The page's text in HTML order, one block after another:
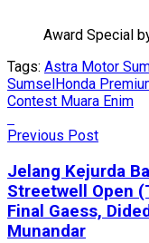
Award Special
Tags: Astra Motor
Sumsel Honda
Contest Muara Enim
Previous Post
Jelang Kejurda
Streetwell Open
Final Gaess,
Munandar